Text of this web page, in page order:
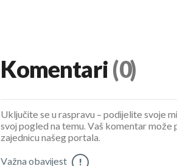
Komentari (0)
Uključite se u raspravu – podijelite svoje
svoj pogled na temu. Vaš komentar
zajednicu našeg portala.
Važna obavijest !